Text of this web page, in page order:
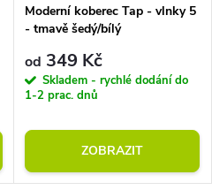
Moderní koberec Tap - vlnky 5
- tmavě šedý/bílý
od 349 Kč
Skladem - rychlé dodání do
1-2 prac. dnů
ZOBRAZIT